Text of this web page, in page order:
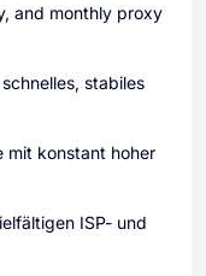
and monthly proxy
stabiles
mit konstant hoher
ISP- und